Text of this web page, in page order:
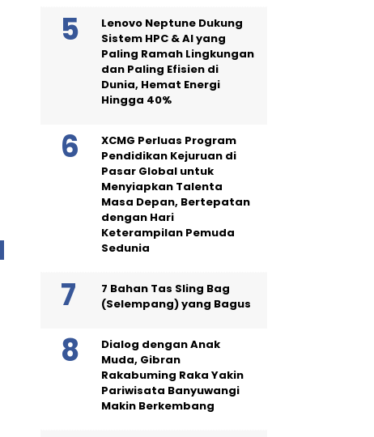
Lenovo Neptune Dukung
Sistem HPC & AI yang
Paling Ramah Lingkungan
dan Paling Efisien di
Dunia, Hemat Energi
Hingga 40%
XCMG Perluas Program
Pendidikan Kejuruan di
Pasar Global untuk
Menyiapkan Talenta
Masa Depan, Bertepatan
dengan Hari
Keterampilan Pemuda
Sedunia
7 Bahan Tas Sling Bag
(Selempang) yang Bagus
Dialog dengan Anak
Muda, Gibran
Rakabuming Raka Yakin
Pariwisata Banyuwangi
Makin Berkembang